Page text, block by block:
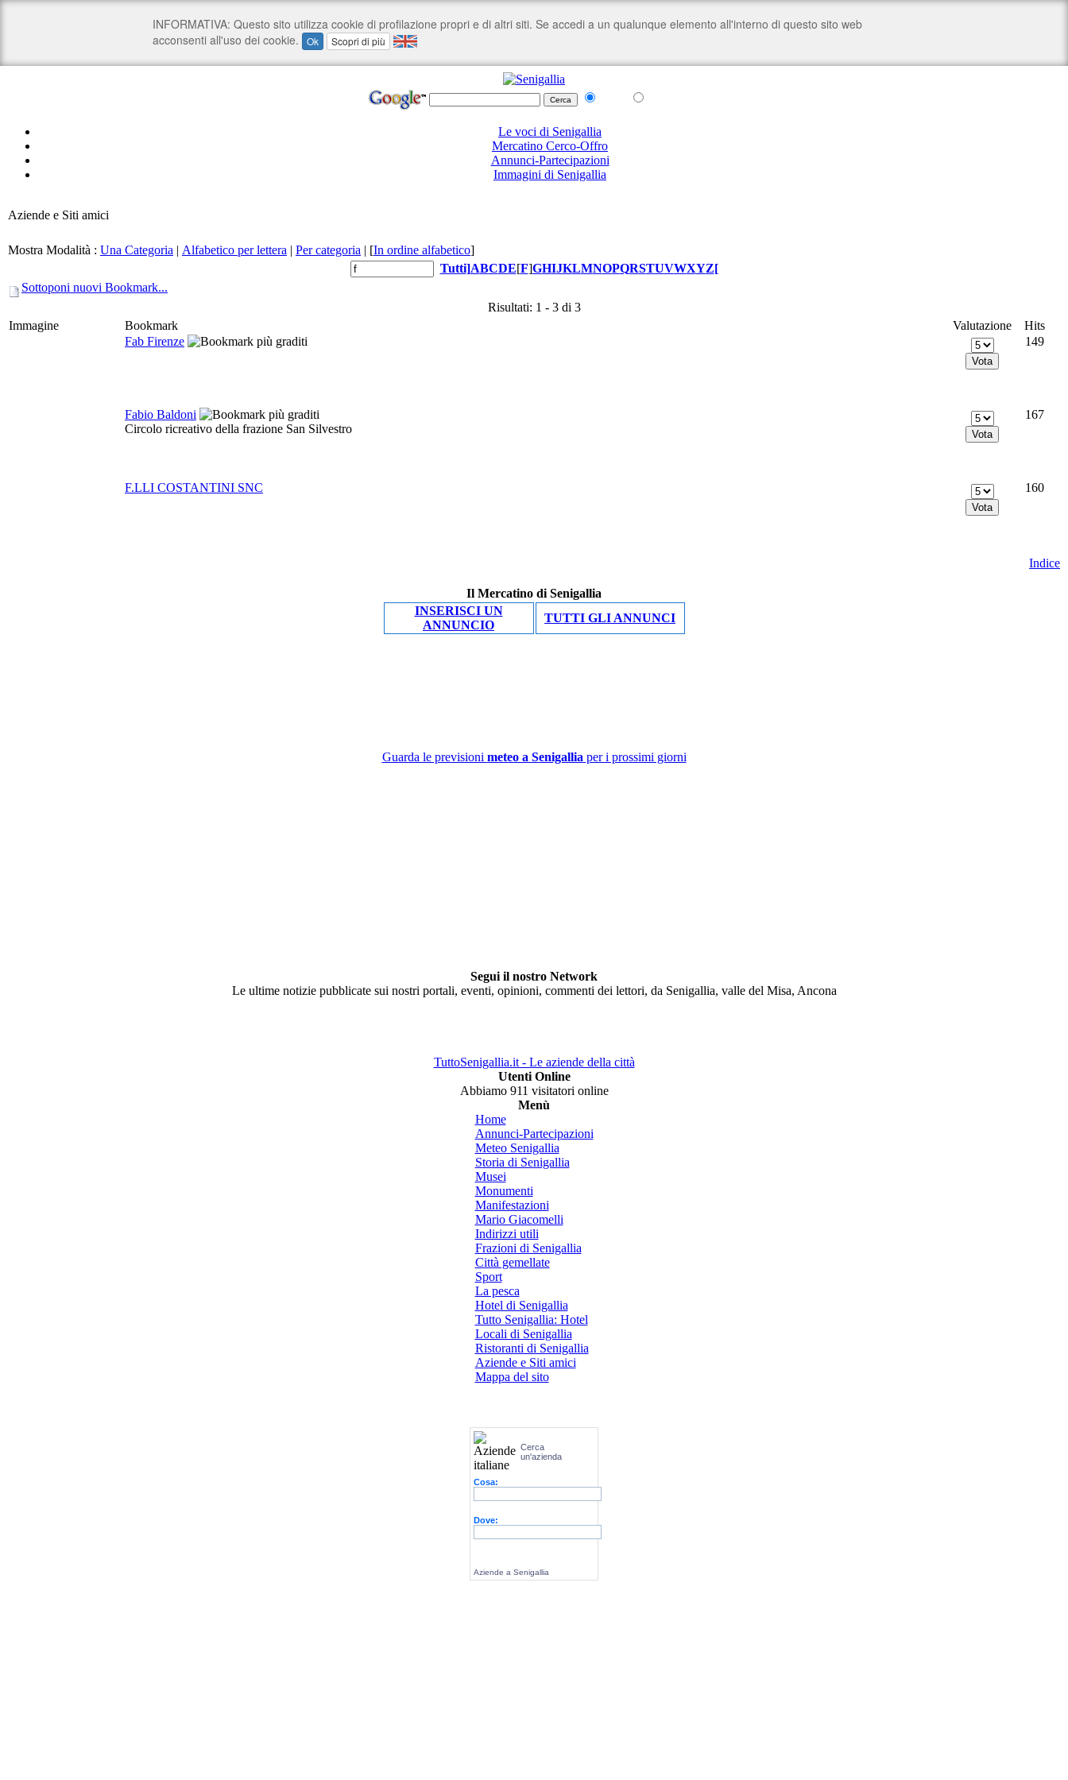
Le voci di Senigallia
Mercatino Cerco-Offro
Annunci-Partecipazioni
Immagini di Senigallia
Aziende e Siti amici
Mostra Modalità : Una Categoria | Alfabetico per lettera | Per categoria | [In ordine alfabetico]
Tutti]ABCDE[F]GHIJKLMNOPQRSTUVWXYZ[
Sottoponi nuovi Bookmark...
Risultati: 1 - 3 di 3
Immagine
Bookmark Valutazione
Hits
Fab Firenze
149
Fabio Baldoni
Circolo ricreativo della frazione San Silvestro
167
F.LLI COSTANTINI SNC 160
Indice
Il Mercatino di Senigallia
INSERISCI UN
ANNUNCIO
TUTTI GLI ANNUNCI
Guarda le previsioni meteo a Senigallia per i prossimi giorni
Segui il nostro Network
Le ultime notizie pubblicate sui nostri portali, eventi, opinioni, commenti dei lettori, da Senigallia, valle del Misa, Ancona
TuttoSenigallia.it - Le aziende della città
Utenti Online
Abbiamo 911 visitatori online
Menù
Home
Annunci-Partecipazioni
Meteo Senigallia
Storia di Senigallia
Musei
Monumenti
Manifestazioni
Mario Giacomelli
Indirizzi utili
Frazioni di Senigallia
Città gemellate
Sport
La pesca
Hotel di Senigallia
Tutto Senigallia: Hotel
Locali di Senigallia
Ristoranti di Senigallia
Aziende e Siti amici
Mappa del sito
Cerca
un'azienda
Cosa:
Dove:
Aziende a Senigallia